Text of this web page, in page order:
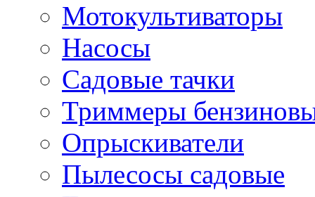
Мотокультиваторы
Насосы
Садовые тачки
Триммеры
Опрыскиватели
Пылесосы садовые